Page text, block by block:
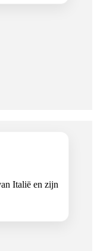
Italië en zijn